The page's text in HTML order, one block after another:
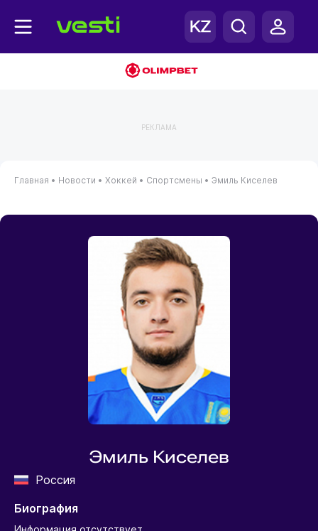
РЕКЛАМА
Главная • Новости • Хоккей • Спортсмены • Эмиль Киселев
Эмиль Киселев
Россия
Биография